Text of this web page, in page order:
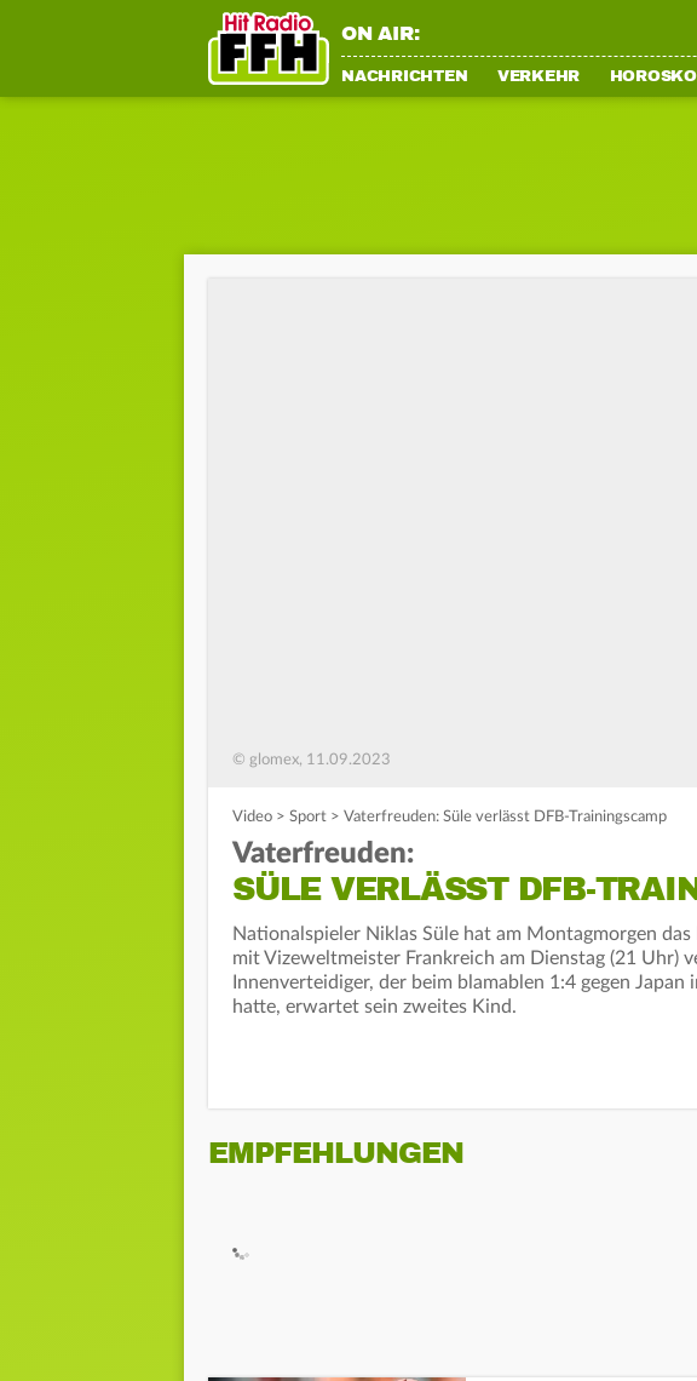
ON AIR:
NACHRICHTEN VERKEHR
© glomex, 11.09.2023
Video > Sport > Vaterfreuden: Süle verlässt DFB-Trainingscamp
Vaterfreuden:
SÜLE VERLÄSST DFB-
Nationalspieler Niklas Süle hat am Montagmorgen das
mit Vizeweltmeister Frankreich am Dienstag (21 Uhr)
Innenverteidiger, der beim blamablen 1:4 gegen
hatte, erwartet sein zweites Kind.
EMPFEHLUNGEN